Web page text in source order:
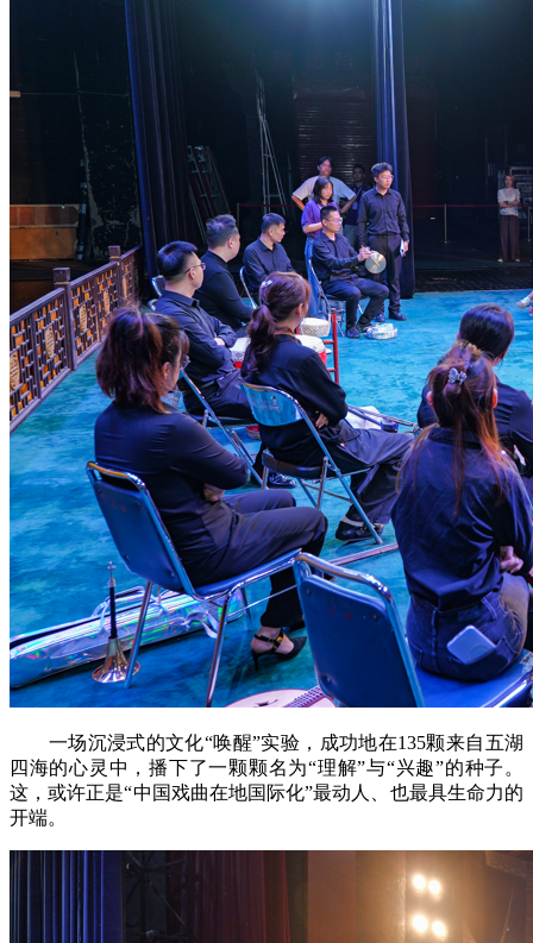
一场沉浸式的文化“唤醒”实验，成功地在135颗来自五湖
四海的心灵中，播下了一颗颗名为“理解”与“兴趣”的种子。
这，或许正是“中国戏曲在地国际化”最动人、也最具生命力的
开端。